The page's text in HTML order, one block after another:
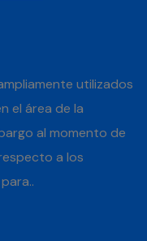
utilizados
el área de la
al momento de
a los